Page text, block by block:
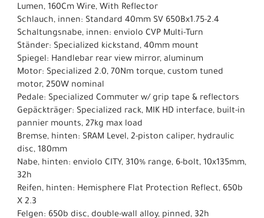
Lumen, 160Cm Wire, With Reflector
Schlauch, innen: Standard 40mm SV 650Bx1.75-2.4
Schaltungsnabe, innen: enviolo CVP Multi-Turn
Ständer: Specialized kickstand, 40mm mount
Spiegel: Handlebar rear view mirror, aluminum
Motor: Specialized 2.0, 70Nm torque, custom tuned
motor, 250W nominal
Pedale: Specialized Commuter w/ grip tape & reflectors
Gepäckträger: Specialized rack, MIK HD interface, built-in
pannier mounts, 27kg max load
Bremse, hinten: SRAM Level, 2-piston caliper, hydraulic
disc, 180mm
Nabe, hinten: enviolo CITY, 310% range, 6-bolt, 10x135mm,
32h
Reifen, hinten: Hemisphere Flat Protection Reflect, 650b
X 2.3
Felgen: 650b disc, double-wall alloy, pinned, 32h